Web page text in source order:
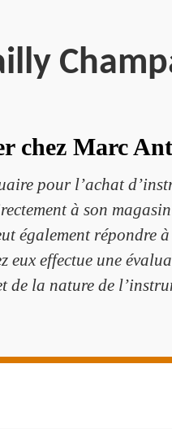
chez Marc
pour l’achat
à son
également répondre
effectue une
de la nature de